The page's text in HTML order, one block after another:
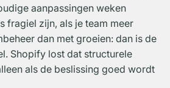
aanpassingen weken
fragiel zijn, als je team meer
dan met groeien: dan is de
Shopify lost dat structurele
als de beslissing goed wordt